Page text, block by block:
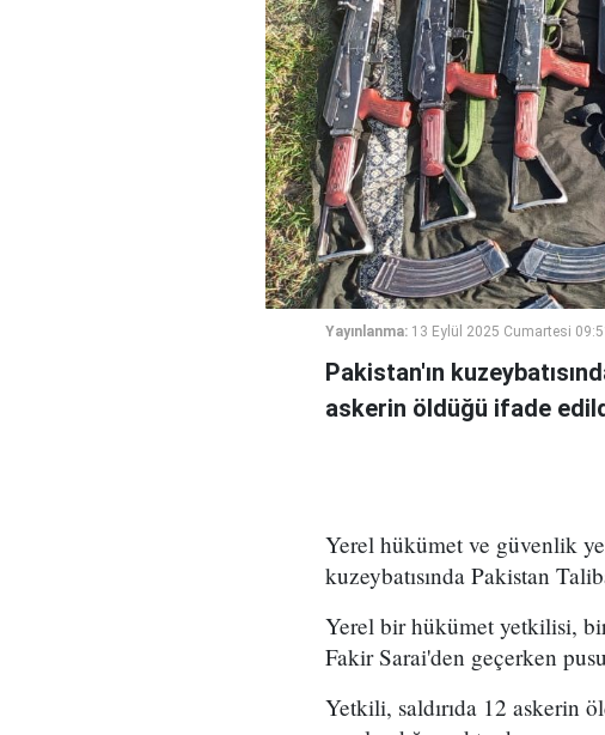
Yayınlanma: 13 Eylül 2025 Cumartesi
Pakistan'ın
askerin öldüğü ifade
Yerel hükümet ve güvenlik
kuzeybatısında Pakistan
Yerel bir hükümet yetkilisi,
Fakir Sarai'den geçerken
Yetkili, saldırıda 12 askerin